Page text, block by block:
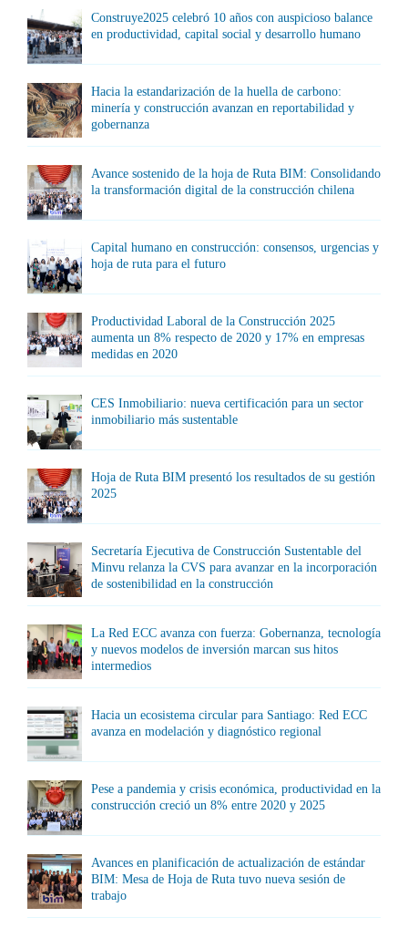
Construye2025 celebró 10 años con auspicioso balance
en productividad, capital social y desarrollo humano
Hacia la estandarización de la huella de carbono:
minería y construcción avanzan en reportabilidad y
gobernanza
Avance sostenido de la hoja de Ruta BIM: Consolidando
la transformación digital de la construcción chilena
Capital humano en construcción: consensos, urgencias y
hoja de ruta para el futuro
Productividad Laboral de la Construcción 2025
aumenta un 8% respecto de 2020 y 17% en empresas
medidas en 2020
CES Inmobiliario: nueva certificación para un sector
inmobiliario más sustentable
Hoja de Ruta BIM presentó los resultados de su gestión
2025
Secretaría Ejecutiva de Construcción Sustentable del
Minvu relanza la CVS para avanzar en la incorporación
de sostenibilidad en la construcción
La Red ECC avanza con fuerza: Gobernanza, tecnología
y nuevos modelos de inversión marcan sus hitos
intermedios
Hacia un ecosistema circular para Santiago: Red ECC
avanza en modelación y diagnóstico regional
Pese a pandemia y crisis económica, productividad en la
construcción creció un 8% entre 2020 y 2025
Avances en planificación de actualización de estándar
BIM: Mesa de Hoja de Ruta tuvo nueva sesión de
trabajo